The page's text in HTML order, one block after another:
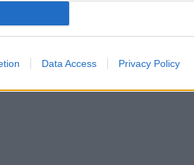
Data Access Privacy Policy